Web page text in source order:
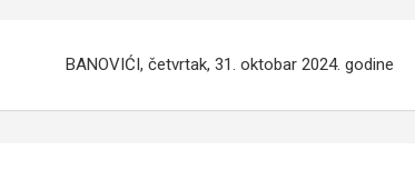
BANOVIĆI, četvrtak, 31. oktobar 2024. godine